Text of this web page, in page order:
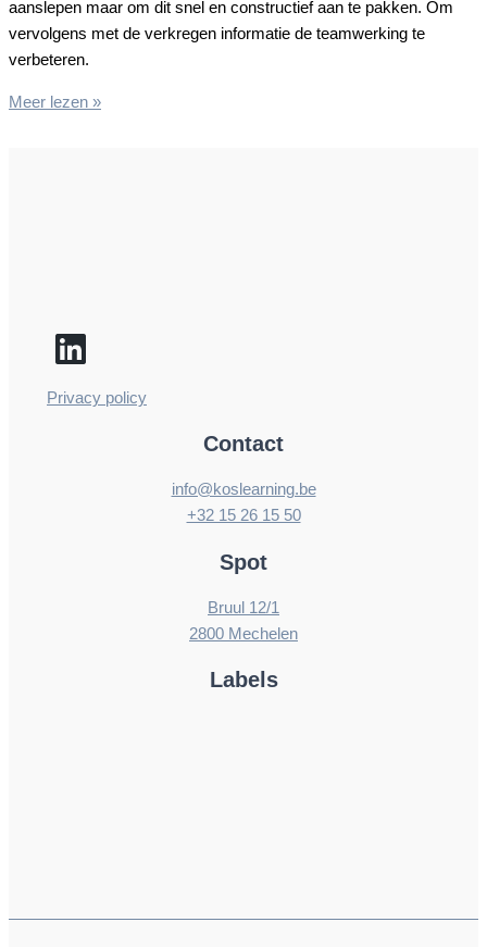
aanslepen maar om dit snel en constructief aan te pakken. Om
vervolgens met de verkregen informatie de teamwerking te
verbeteren.
Ongenoegen
Meer lezen »
Privacy policy
Contact
info@koslearning.be
+32 15 26 15 50
Spot
Bruul 12/1
2800 Mechelen
Labels